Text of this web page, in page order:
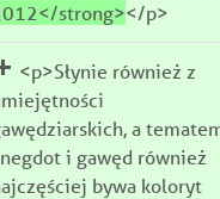
strong></p>
<p>Słynie również z
a
i gawęd również
bywa koloryt